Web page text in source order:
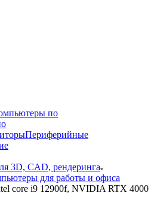
по
Периферийные
3D, CAD, рендеринга
для работы и офиса
core i9 12900f, NVIDIA RTX 4000